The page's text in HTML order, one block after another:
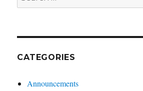
for:
CATEGORIES
Announcements